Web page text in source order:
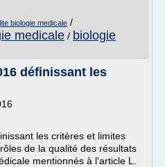
biologie medicale /
medicale / biologie
définissant les
les critères et limites
de la qualité des résultats
mentionnés à l'article L.